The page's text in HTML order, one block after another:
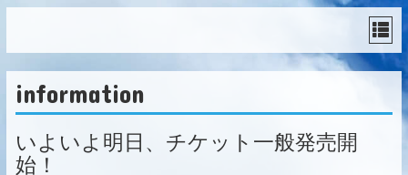
information
いよいよ明日、チケット一般発売開
始！